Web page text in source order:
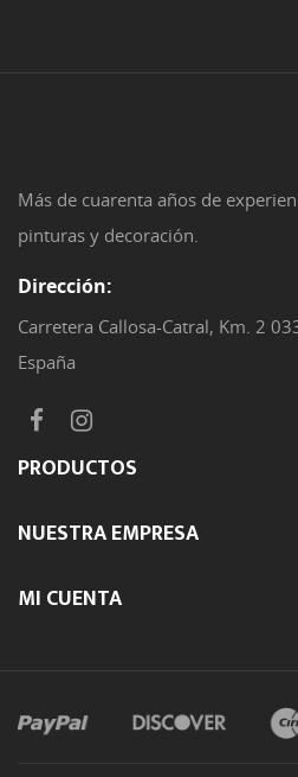
Más de cuarenta años de
pinturas y decoración.
Dirección:
Carretera Callosa-Catral, Km. 2
España
PRODUCTOS
NUESTRA EMPRESA
MI CUENTA